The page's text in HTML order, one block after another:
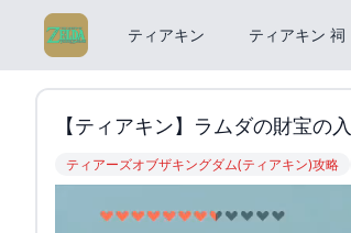
ティアキン ティアキン 祠
【ティアキン】ラムダの財宝の
ティアーズオブザキングダム(ティアキン)攻略